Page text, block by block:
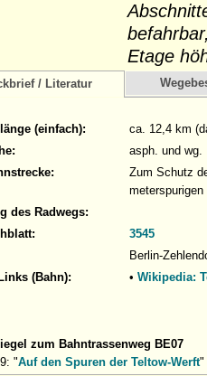
Etage
/ Literatur
(einfach):
ca. 12,4 km
asph. und wg.
Zum Schutz
meterspurigen
des Radwegs:
3545
Berlin-
(Bahn):
• Wikipedia:
zum Bahntrassenweg BE07
"Auf den Spuren der Teltow-Werft"